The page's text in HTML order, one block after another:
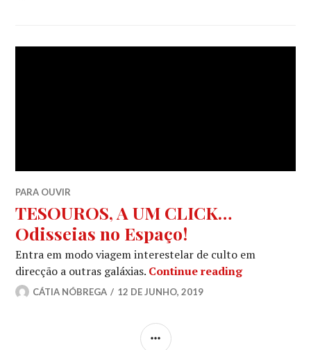
PARA OUVIR
TESOUROS, A UM CLICK…
Odisseias no Espaço!
Entra em modo viagem interestelar de culto em
direcção a outras galáxias. Continue reading
CÁTIA NÓBREGA 12 DE JUNHO, 2019
SIDEBAR